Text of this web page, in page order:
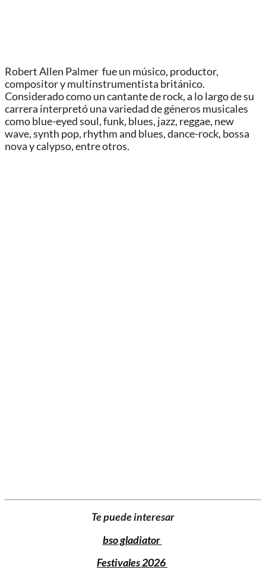
Robert Allen Palmer fue un músico, productor,
compositor y multinstrumentista británico.
Considerado como un cantante de rock, a lo largo de su
carrera interpretó una variedad de géneros musicales
como blue-eyed soul, funk, blues, jazz, reggae, new
wave, synth pop, rhythm and blues, dance-rock, bossa
nova y calypso, entre otros.
Te puede interesar
bso gladiator
Festivales 2026